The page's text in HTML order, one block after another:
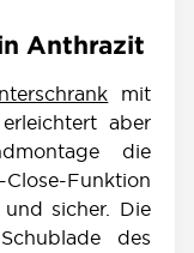
Anthrazit
mit
aber
die
Funktion
sicher. Die
des